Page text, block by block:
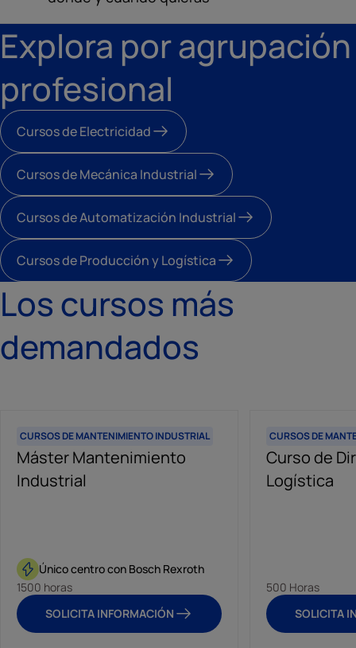
Explora por agrupación
profesional
Cursos de Electricidad
Cursos de Mecánica Industrial
Cursos de Automatización Industrial
Cursos de Producción y Logística
Los cursos más
demandados
CURSOS DE MANTENIMIENTO INDUSTRIAL
Máster Mantenimiento
Industrial
Único centro con Bosch Rexroth
1500 horas
SOLICITA INFORMACIÓN
CURSOS DE
Curso de
Logística
500 Horas
SOLICITA